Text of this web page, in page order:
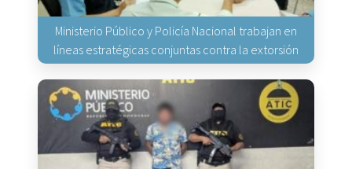
Ministerio Público y Policía Nacional trabajan en
líneas estratégicas conjuntas contra la extorsión